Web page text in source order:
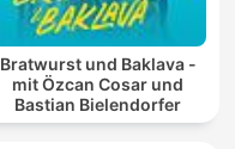
Bratwurst und Baklava -
mit Özcan Cosar und
Bastian Bielendorfer